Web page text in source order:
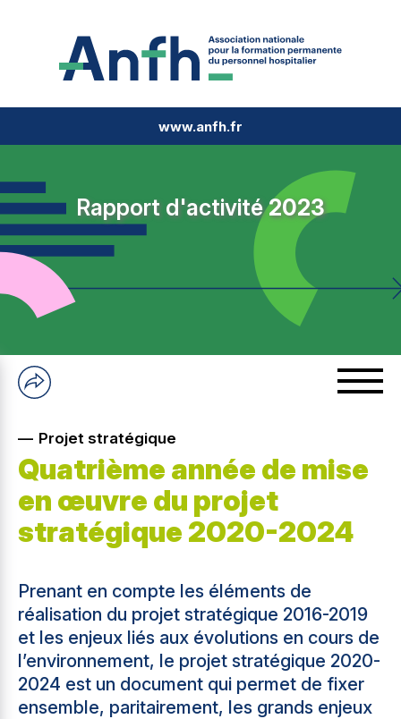
www.anfh.fr
Rapport d'activité2023
Projet stratégique
Quatrième année de mise
en œuvre du projet
stratégique 2020-2024
Prenant en compte les éléments de
réalisation du projet stratégique 2016-2019
et les enjeux liés aux évolutions en cours de
l’environnement, le projet stratégique 2020-
2024 est un document qui permet de fixer
ensemble, paritairement, les grands enjeux